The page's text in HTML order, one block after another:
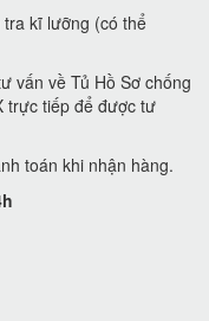
kĩ lưỡng (có thể
vấn về Tủ Hồ Sơ chống
trực tiếp để được tư
toán khi nhận hàng.